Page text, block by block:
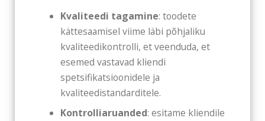
Kvaliteedi tagamine: toodete
kättesaamisel viime läbi põhjaliku
kvaliteedikontrolli, et veenduda, et
esemed vastavad kliendi
spetsifikatsioonidele ja
kvaliteedistandarditele.
Kontrolliaruanded: esitame kliendile